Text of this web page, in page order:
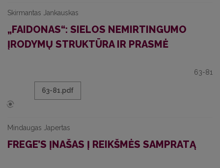
Skirmantas Jankauskas
„FAIDONAS“: SIELOS NEMIRTINGUMO
ĮRODYMŲ STRUKTŪRA IR PRASMĖ
63-81
63-81.pdf
Mindaugas Japertas
FREGE’S ĮNAŠAS Į REIKŠMĖS SAMPRATĄ